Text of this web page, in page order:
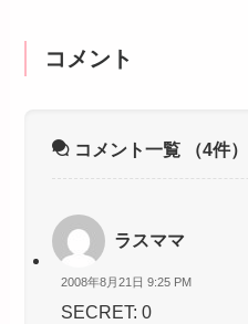
コメント
コメント一覧 （4件）
ラスママ
2008年8月21日 9:25 PM
SECRET: 0